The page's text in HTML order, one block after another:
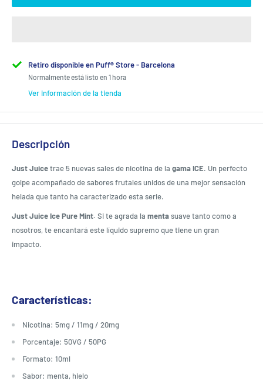
Retiro disponible en Puff® Store - Barcelona
Normalmente está listo en 1 hora
Ver información de la tienda
Descripción
Just Juicetrae 5 nuevas sales de nicotina de la gama ICE. Un perfecto
golpe acompañado de sabores frutales unidos de una mejor sensación
helada que tanto ha caracterizado esta serie.
Just Juice Ice Pure Mint. Si te agrada la mentasuave tanto como a
nosotros, te encantará este líquido supremo que tiene un gran
impacto.
Características:
Nicotina: 5mg / 11mg / 20mg
Porcentaje: 50VG / 50PG
Formato: 10ml
Sabor: menta, hielo